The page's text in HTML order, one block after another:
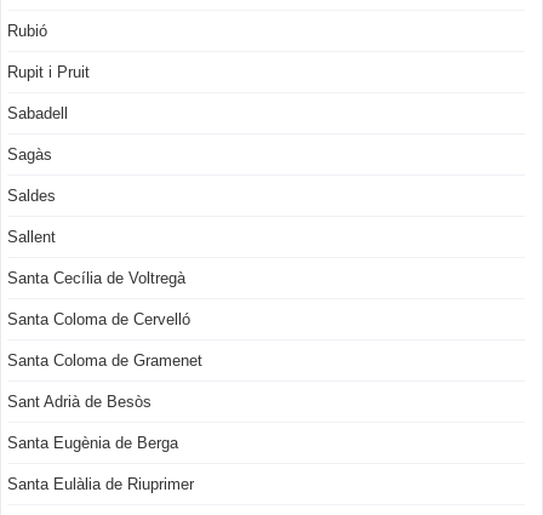
Rubió
Rupit i Pruit
Sabadell
Sagàs
Saldes
Sallent
Santa Cecília de Voltregà
Santa Coloma de Cervelló
Santa Coloma de Gramenet
Sant Adrià de Besòs
Santa Eugènia de Berga
Santa Eulàlia de Riuprimer